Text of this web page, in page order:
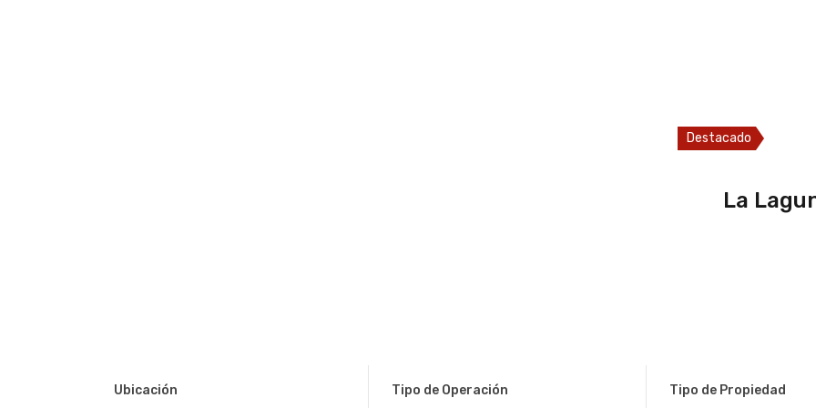
Destacado
La
Destacado
Palma
Destacado
La Selva
Ubicación Tipo de Operación Tipo de Propiedad